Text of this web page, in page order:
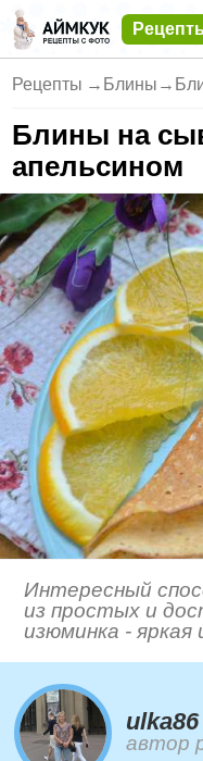
Рецепты → Блины →
Блины на
апельсином
Интересный
из простых и
изюминка -
ulka86
автор